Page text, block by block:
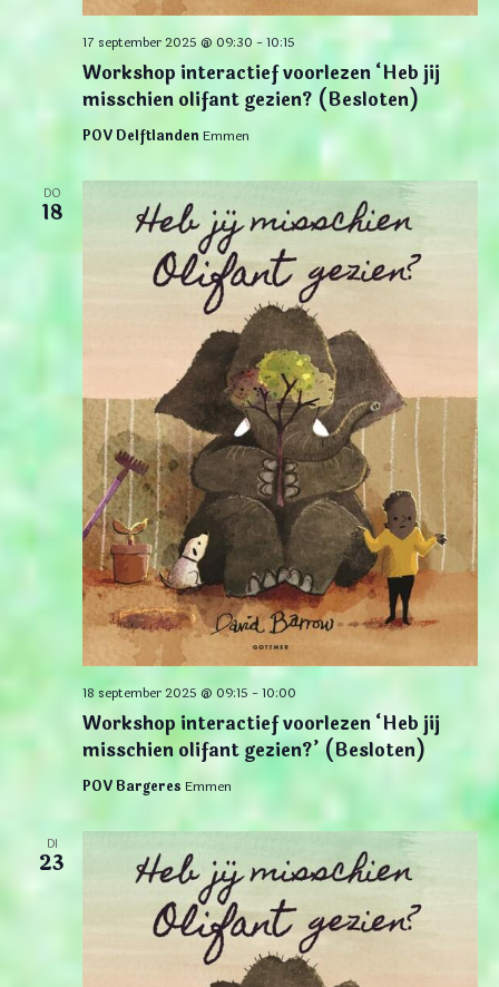
Workshop interactief voorlezen ‘Heb jij
misschien olifant gezien? (Besloten)
17 september 2025 @ 09:30-10:15
POV Delftlanden Emmen
DO
18
Workshop interactief voorlezen ‘Heb jij
misschien olifant gezien?’ (Besloten)
18 september 2025 @ 09:15 -10:00
POV Bargeres Emmen
DI
23